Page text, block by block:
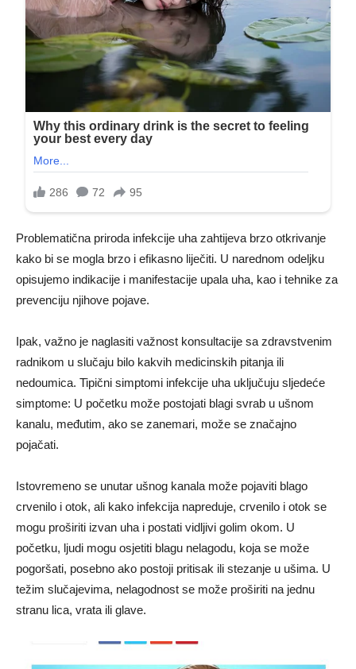
Problematična priroda infekcije uha zahtijeva brzo otkrivanje
kako bi se mogla brzo i efikasno liječiti. U narednom odeljku
opisujemo indikacije i manifestacije upala uha, kao i tehnike za
prevenciju njihove pojave.
Ipak, važno je naglasiti važnost konsultacije sa zdravstvenim
radnikom u slučaju bilo kakvih medicinskih pitanja ili
nedoumica. Tipični simptomi infekcije uha uključuju sljedeće
simptome: U početku može postojati blagi svrab u ušnom
kanalu, međutim, ako se zanemari, može se značajno
pojačati.
Istovremeno se unutar ušnog kanala može pojaviti blago
crvenilo i otok, ali kako infekcija napreduje, crvenilo i otok se
mogu proširiti izvan uha i postati vidljivi golim okom. U
početku, ljudi mogu osjetiti blagu nelagodu, koja se može
pogoršati, posebno ako postoji pritisak ili stezanje u ušima. U
težim slučajevima, nelagodnost se može proširiti na jednu
stranu lica, vrata ili glave.